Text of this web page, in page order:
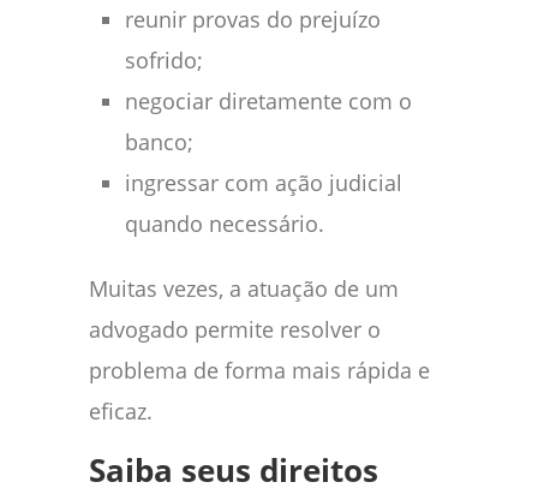
reunir provas do prejuízo
sofrido;
negociar diretamente com o
banco;
ingressar com ação judicial
quando necessário.
Muitas vezes, a atuação de um
advogado permite resolver o
problema de forma mais rápida e
eficaz.
Saiba seus direitos